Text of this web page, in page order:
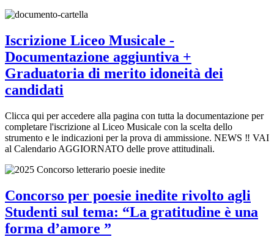
Iscrizione Liceo Musicale -
Documentazione aggiuntiva +
Graduatoria di merito idoneità dei
candidati
Clicca qui per accedere alla pagina con tutta la documentazione per
completare l'iscrizione al Liceo Musicale con la scelta dello
strumento e le indicazioni per la prova di ammissione. NEWS ‼️ VAI
al Calendario AGGIORNATO delle prove attitudinali.
Concorso per poesie inedite rivolto agli
Studenti sul tema: “La gratitudine è una
forma d’amore ”